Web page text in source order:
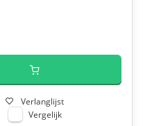
Verlanglijst
Vergelijk